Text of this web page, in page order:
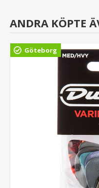
ANDRA KÖPTE
Göteborg